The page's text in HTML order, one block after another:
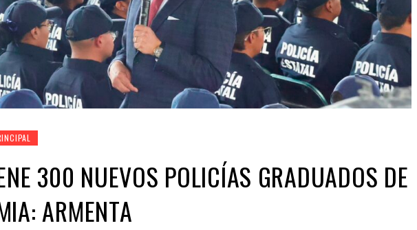
300 NUEVOS POLICÍAS GRADUADOS DE
ARMENTA